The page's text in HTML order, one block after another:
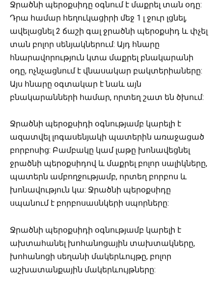
Ջրածնի պերօքսիդը օգնում է մաքրել տան օդը:
Դրա համար հեղուկացիրի մեջ 1 լ ջուր լցնել,
ավելացնել 2 ճաշի գալ ջրածնի պերօքսիդ և փչել
տան բոլոր սենյակներում: Այդ հնարը
հնարավորություն կտա մաքրել բնակարանի
օդը, ոչնչացնում է վնասակար բակտերիաները:
Այս հնարը օգտակար է նաև այն
բնակարանների համար, որտեղ շատ են ծխում:
Ջրածնի պերօքսիդի օգնությամբ կարելի է
ազատվել լոգասենյակի պատերին առաջացած
բորբոսից: Բամբակը կամ լաթը խոնավեցնել
ջրածնի պերօքսիդով և մաքրել բոլոր սալիկները,
պատերն ամբողջությամբ, որտեղ բորբոս և
խոնավություն կա: Ջրածնի պերօքսիդը
սպանում է բորբոսասնկերի սպորները:
Ջրածնի պերօքսիդի օգնությամբ կարելի է
ախտահանել խոհանոցային տախտակները,
խոհանոցի սեղանի մակերևույթը, բոլոր
աշխատանքային մակերևույթները: